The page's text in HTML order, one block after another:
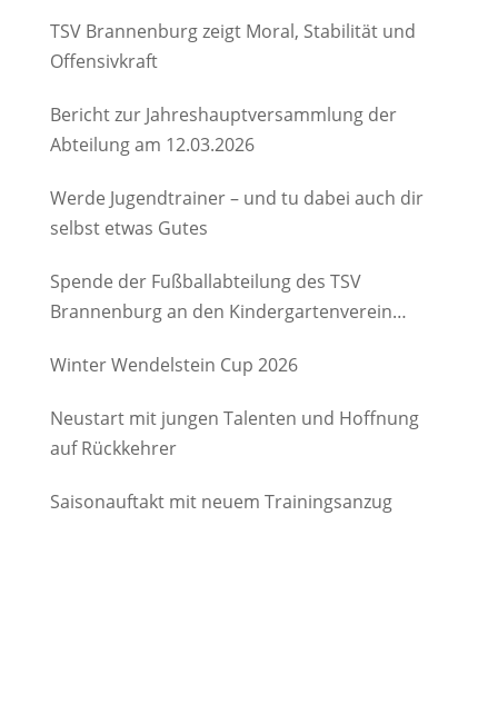
TSV Brannenburg zeigt Moral, Stabilität und
Offensivkraft
Bericht zur Jahreshauptversammlung der
Abteilung am 12.03.2026
Werde Jugendtrainer – und tu dabei auch dir
selbst etwas Gutes
Spende der Fußballabteilung des TSV
Brannenburg an den Kindergartenverein
Winter Wendelstein Cup 2026
Neustart mit jungen Talenten und Hoffnung
auf Rückkehrer
Saisonauftakt mit neuem Trainingsanzug